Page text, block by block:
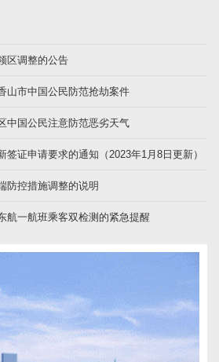
区调整的公告
山市中国公民防范抢劫案件
中国公民注意防范恶劣天气
签证申请要求的通知（2023年1月8日更新）
防控措施调整的说明
航一航班乘客双检测的紧急提醒